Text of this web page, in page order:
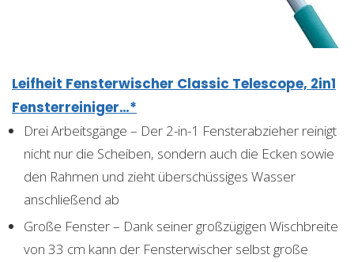
Leifheit Fensterwischer Classic Telescope, 2in1
Fensterreiniger…*
Drei Arbeitsgänge – Der 2-in-1 Fensterabzieher reinigt
nicht nur die Scheiben, sondern auch die Ecken sowie
den Rahmen und zieht überschüssiges Wasser
anschließend ab
Große Fenster – Dank seiner großzügigen Wischbreite
von 33 cm kann der Fensterwischer selbst große